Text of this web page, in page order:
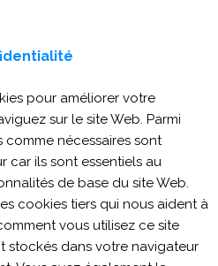
pour améliorer votre
sur le site Web. Parmi
comme nécessaires sont
car ils sont essentiels au
de base du site Web.
cookies tiers qui nous aident à
vous utilisez ce site
stockés dans votre navigateur